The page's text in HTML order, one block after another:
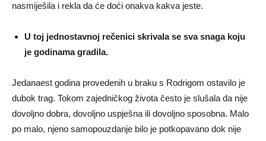
nasmiješila i rekla da će doći onakva kakva jeste.
U toj jednostavnoj rečenici skrivala se sva snaga koju
je godinama gradila.
Jedanaest godina provedenih u braku s Rodrigom ostavilo je
dubok trag. Tokom zajedničkog života često je slušala da nije
dovoljno dobra, dovoljno uspješna ili dovoljno sposobna. Malo
po malo, njeno samopouzdanje bilo je potkopavano dok nije